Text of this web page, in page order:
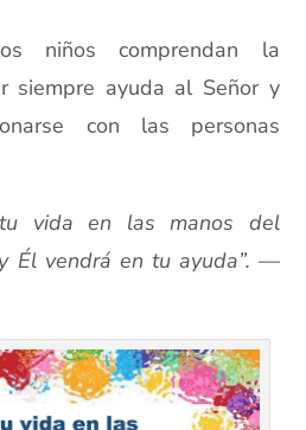
niños comprendan la
siempre ayuda al Señor y
con las personas
tu vida en las manos del
Él vendrá en tu ayuda”. —